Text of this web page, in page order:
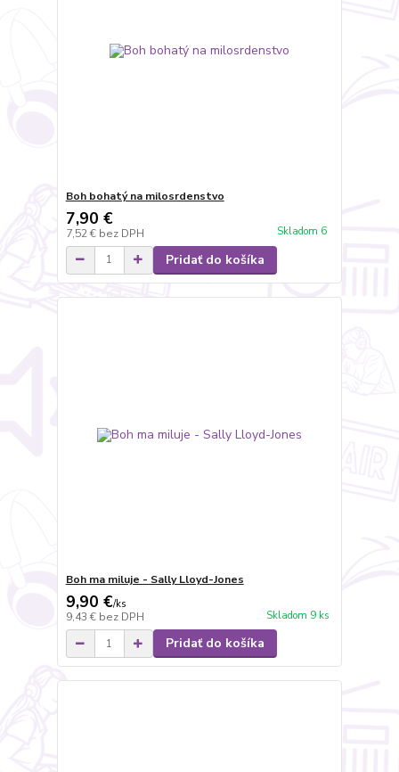
Boh bohatý na milosrdenstvo
7,90 €
7,52 € bez DPH Skladom 6
Pridať do košíka
Boh ma miluje - Sally Lloyd-Jones
9,90 €/ks
9,43 € bez DPH Skladom 9 ks
Pridať do košíka